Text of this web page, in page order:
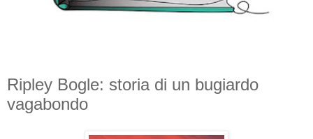
Ripley Bogle: storia di un bugiardo
vagabondo